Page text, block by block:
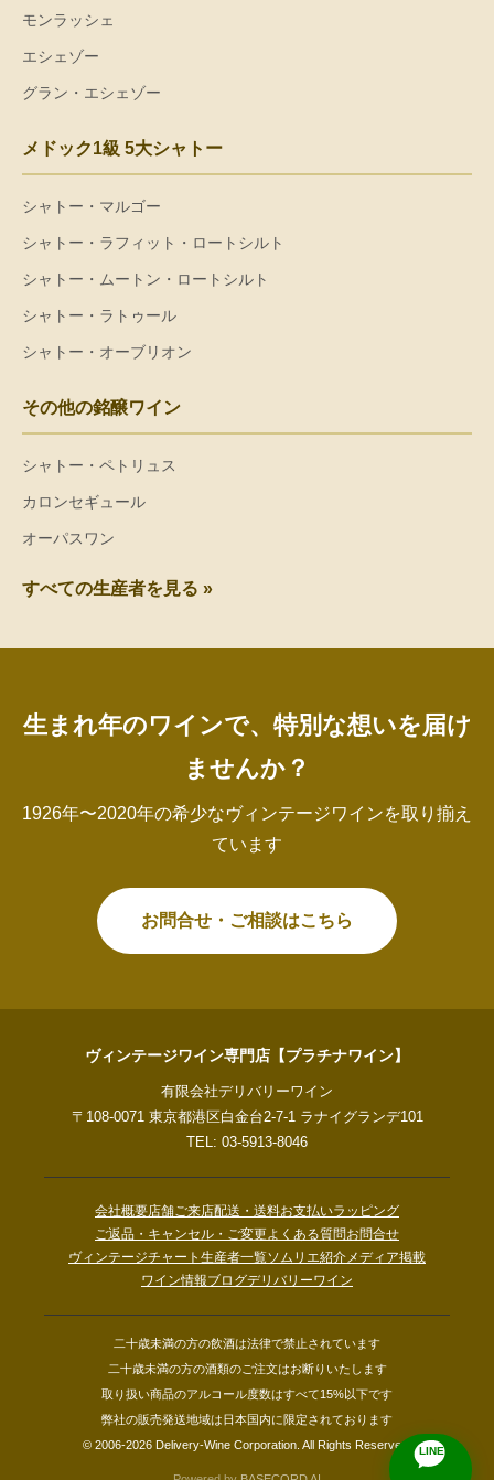
モンラッシェ
エシェゾー
グラン・エシェゾー
メドック1級 5大シャトー
シャトー・マルゴー
シャトー・ラフィット・ロートシルト
シャトー・ムートン・ロートシルト
シャトー・ラトゥール
シャトー・オーブリオン
その他の銘醸ワイン
シャトー・ペトリュス
カロンセギュール
オーパスワン
すべての生産者を見る »
生まれ年のワインで、特別な想いを届け
ませんか？
1926年〜2020年の希少なヴィンテージワインを取り揃え
ています
お問合せ・ご相談はこちら
ヴィンテージワイン専門店【プラチナワイン】
有限会社デリバリーワイン
〒108-0071 東京都港区白金台2-7-1 ラナイグランデ101
TEL: 03-5913-8046
会社概要店舗ご来店配送・送料お支払いラッピング
ご返品・キャンセル・ご変更よくある質問お問合せ
ヴィンテージチャート 生産者一覧ソムリエ紹介メディア掲載
ワイン情報ブログデリバリーワイン
二十歳未満の方の飲酒は法律で禁止されています
二十歳未満の方の酒類のご注文はお断りいたします
取り扱い商品のアルコール度数はすべて15%以下です
弊社の販売発送地域は日本国内に限定されております
© 2006-2026 Delivery-Wine Corporation. All Rights Reserved.
LINE